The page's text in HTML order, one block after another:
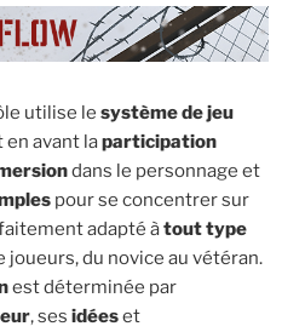
utilise le système de jeu
en avant laparticipation
dans le personnage et
pour se concentrer sur
adapté àtout type
joueurs, du novice au vétéran.
est déterminée par
, ses idéeset